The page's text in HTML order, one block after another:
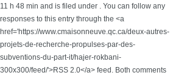
11 h 48 min and is filed under . You can follow any
responses to this entry through the <a
href='https://www.cmaisonneuve.qc.ca/deux-autres-
projets-de-recherche-propulses-par-des-
subventions-du-part-it/hajer-rokbani-
300x300/feed/'>RSS 2.0</a> feed. Both comments